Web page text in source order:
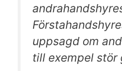
uppsagd om
till exempel stör